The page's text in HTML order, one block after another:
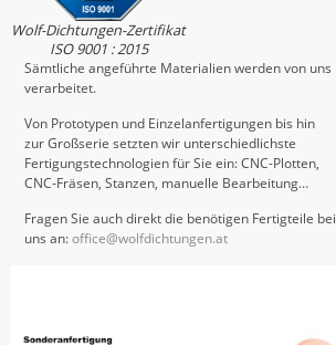
Wolf-Dichtungen-Zertifikat
ISO 9001 : 2015
Sämtliche angeführte Materialien werden von uns
verarbeitet.
Von Prototypen und Einzelanfertigungen bis hin
zur Großserie setzten wir unterschiedlichste
Fertigungstechnologien für Sie ein: CNC-Plotten,
CNC-Fräsen, Stanzen, manuelle Bearbeitung…
Fragen Sie auch direkt die benötigen Fertigteile bei
uns an:office@wolfdichtungen.at